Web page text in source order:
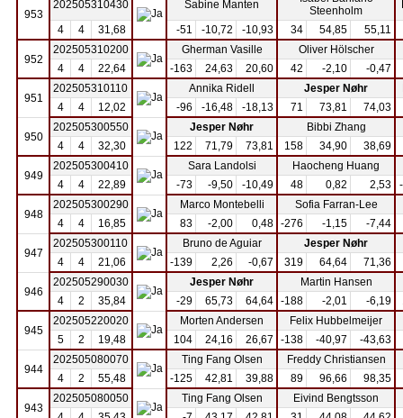
953
202505310430 Sabine Manten
Steenholm
4
4 31,68 -51 -10,72 -10,93 34 54,85 55,11
952
202505310200 Gherman Vasille
Oliver Hölscher
4
4 22,64 -163 24,63 20,60 42 -2,10 -0,47
951
202505310110 Annika Ridell Jesper Nøhr
4
4 12,02 -96 -16,48 -18,13 71 73,81 74,03
950
202505300550 Jesper Nøhr
Bibbi Zhang
4
4 32,30 122 71,79 73,81 158 34,90 38,69
949
202505300410 Sara Landolsi
Haocheng Huang
4
4 22,89 -73 -9,50 -10,49 48 0,82 2,53
948
202505300290 Marco Montebelli
Sofia Farran-Lee
4
4 16,85 83 -2,00 0,48 -276 -1,15 -7,44
947
202505300110 Bruno de Aguiar
Jesper Nøhr
4
4 21,06 -139 2,26 -0,67 319 64,64 71,36
946
202505290030 Jesper Nøhr
Martin Hansen
4
2 35,84 -29 65,73 64,64 -188 -2,01 -6,19
945
202505220020 Morten Andersen
Felix Hubbelmeijer
5
2 19,48 104 24,16 26,67 -138 -40,97 -43,63
944
202505080070 Ting Fang Olsen
Freddy Christiansen
4
2 55,48 -125 42,81 39,88 89 96,66 98,35
943
202505080050 Ting Fang Olsen
Eivind Bengtsson